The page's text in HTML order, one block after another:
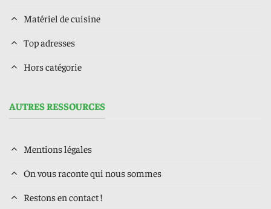
Matériel de cuisine
Top adresses
Hors catégorie
AUTRES RESSOURCES
Mentions légales
On vous raconte qui nous sommes
Restons en contact !